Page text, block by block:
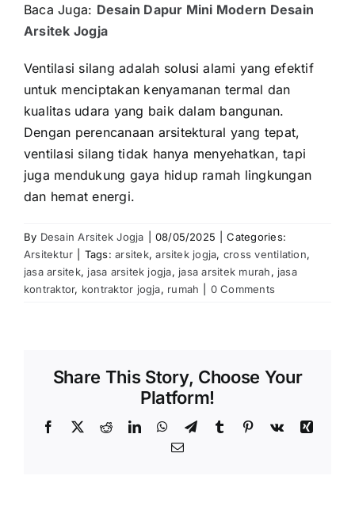
Baca Juga: Desain Dapur Mini Modern Desain
Arsitek Jogja
Ventilasi silang adalah solusi alami yang efektif
untuk menciptakan kenyamanan termal dan
kualitas udara yang baik dalam bangunan.
Dengan perencanaan arsitektural yang tepat,
ventilasi silang tidak hanya menyehatkan, tapi
juga mendukung gaya hidup ramah lingkungan
dan hemat energi.
By Desain Arsitek Jogja 08/05/2025
Categories:
Arsitektur
Tags:arsitek,arsitek jogja, cross ventilation,
jasa arsitek, jasa arsitek jogja, jasa arsitek murah, jasa
kontraktor, kontraktor jogja, rumah 0 Comments
Share This Story, Choose Your
Platform!
Facebook
X RedditLinkedInWhatsApp
TelegramTumblr Pinterest
Vk
Xing
Email